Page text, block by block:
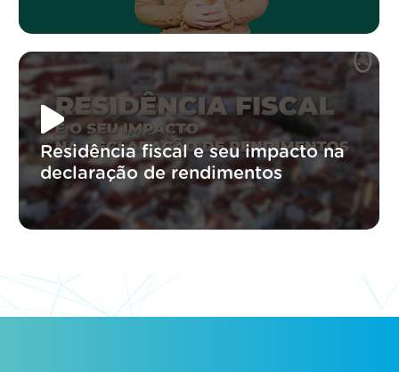
Residência fiscal e seu impacto na
declaração de rendimentos